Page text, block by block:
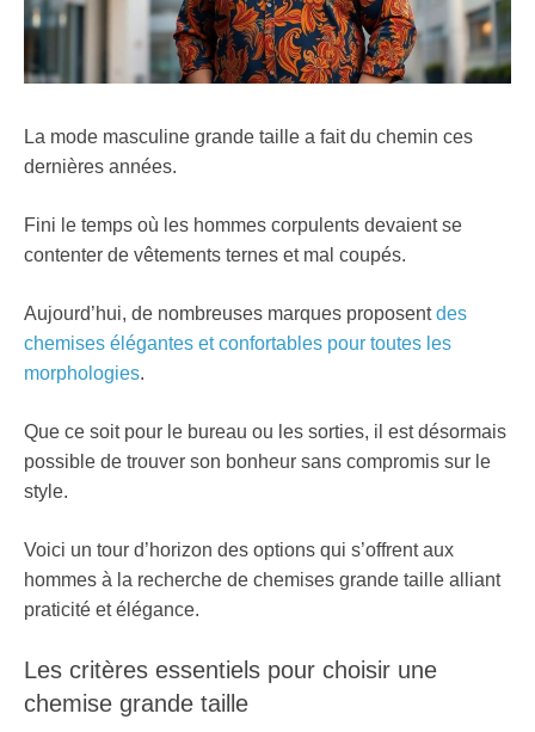
La mode masculine grande taille a fait du chemin ces
dernières années.
Fini le temps où les hommes corpulents devaient se
contenter de vêtements ternes et mal coupés.
Aujourd’hui, de nombreuses marques proposentdes
chemises élégantes et confortables pour toutes les
morphologies.
Que ce soit pour le bureau ou les sorties, il est désormais
possible de trouver son bonheur sans compromis sur le
style.
Voici un tour d’horizon des options qui s’offrent aux
hommes à la recherche de chemises grande taille alliant
praticité et élégance.
Les critères essentiels pour choisir une
chemise grande taille